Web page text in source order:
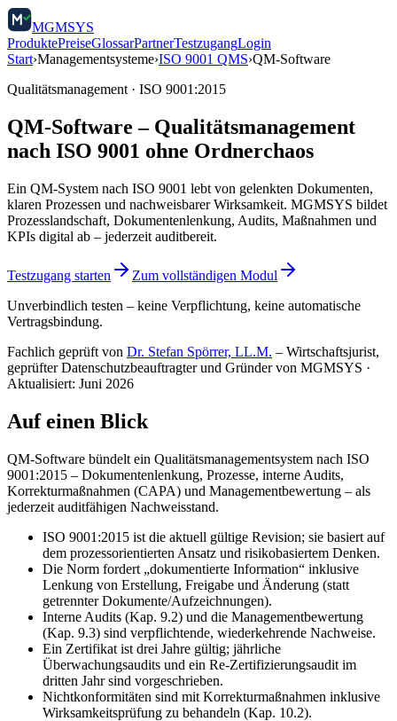
MGMSYS
ProduktePreiseGlossarPartnerTestzugangLogin
Start›Managementsysteme›ISO 9001 QMS›QM-Software
Qualitätsmanagement · ISO 9001:2015
QM-Software – Qualitätsmanagement
nach ISO 9001 ohne Ordnerchaos
Ein QM-System nach ISO 9001 lebt von gelenkten Dokumenten,
klaren Prozessen und nachweisbarer Wirksamkeit. MGMSYS bildet
Prozesslandschaft, Dokumentenlenkung, Audits, Maßnahmen und
KPIs digital ab – jederzeit auditbereit.
Testzugang starten
Zum vollständigen Modul
Unverbindlich testen – keine Verpflichtung, keine automatische
Vertragsbindung.
Fachlich geprüft von Dr. Stefan Spörrer, LL.M. – Wirtschaftsjurist,
geprüfter Datenschutzbeauftragter und Gründer von MGMSYS ·
Aktualisiert: Juni 2026
Auf einen Blick
QM-Software bündelt ein Qualitätsmanagementsystem nach ISO
9001:2015 – Dokumentenlenkung, Prozesse, interne Audits,
Korrekturmaßnahmen (CAPA) und Managementbewertung – als
jederzeit auditfähigen Nachweisstand.
ISO 9001:2015 ist die aktuell gültige Revision; sie basiert auf
dem prozessorientierten Ansatz und risikobasiertem Denken.
Die Norm fordert „dokumentierte Information“ inklusive
Lenkung von Erstellung, Freigabe und Änderung (statt
getrennter Dokumente/Aufzeichnungen).
Interne Audits (Kap. 9.2) und die Managementbewertung
(Kap. 9.3) sind verpflichtende, wiederkehrende Nachweise.
Ein Zertifikat ist drei Jahre gültig; jährliche
Überwachungsaudits und ein Re-Zertifizierungsaudit im
dritten Jahr sind vorgeschrieben.
Nichtkonformitäten sind mit Korrekturmaßnahmen inklusive
Wirksamkeitsprüfung zu behandeln (Kap. 10.2).